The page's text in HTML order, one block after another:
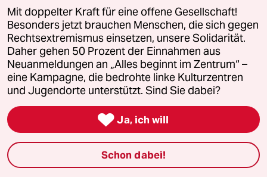
Vor Ort
Live im Stream
Vergangene
taz lab 2027
Mehr taz Lesestoff
Mit doppelter Kraft für eine offene Gesellschaft!
Besonders jetzt brauchen Menschen, die sich gegen
Rechtsextremismus einsetzen, unsere Solidarität.
Daher gehen 50 Prozent der Einnahmen aus
Neuanmeldungen an „Alles beginnt im Zentrum“ –
eine Kampagne, die bedrohte linke Kulturzentren
und Jugendorte unterstützt. Sind Sie dabei?
 Ja, ich will
Schon dabei!